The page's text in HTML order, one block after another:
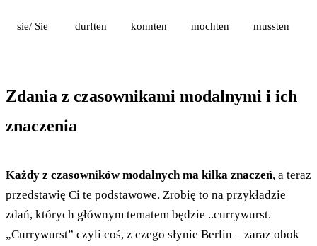
sie/ Sie durften konnten mochten mussten
Zdania z czasownikami modalnymi i ich
znaczenia
Każdy z czasowników modalnych ma kilka znaczeń, a teraz
przedstawię Ci te podstawowe. Zrobię to na przykładzie
zdań, których głównym tematem będzie ..currywurst.
„Currywurst” czyli coś, z czego słynie Berlin – zaraz obok